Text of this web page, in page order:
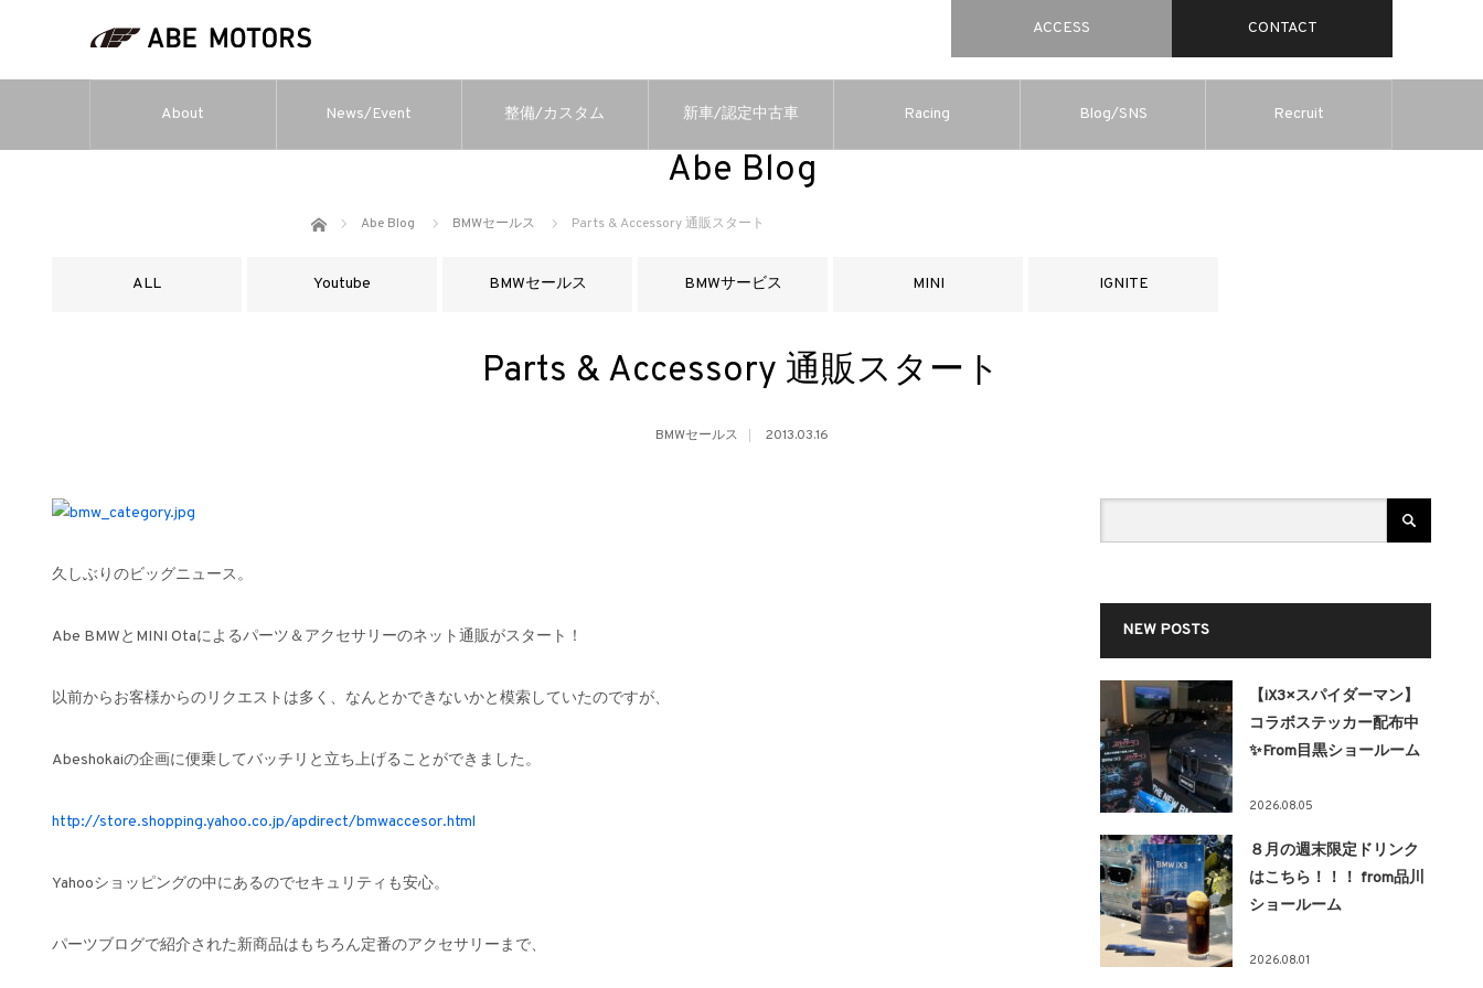
ACCESS CONTACT
About News/Event 整備/カスタム 新車/認定中古車 Racing Blog/SNS Recruit
Abe Blog
ホーム Abe Blog BMWセールス Parts & Accessory 通販スタート
ALL Youtube BMWセールス BMWサービス MINI IGNITE
Parts & Accessory 通販スタート
BMWセールス 2013.03.16
久しぶりのビッグニュース。
Abe BMWとMINI Otaによるパーツ＆アクセサリーのネット通販がスタート！
以前からお客様からのリクエストは多く、なんとかできないかと模索していたのですが、
Abeshokaiの企画に便乗してバッチリと立ち上げることができました。
http://store.shopping.yahoo.co.jp/apdirect/bmwaccesor.html
Yahooショッピングの中にあるのでセキュリティも安心。
パーツブログで紹介された新商品はもちろん定番のアクセサリーまで、
NEW POSTS
【iX3×スパイダーマン】
コラボステッカー配布中
✨From目黒ショールーム
2026.08.05
８月の週末限定ドリンク
はこちら！！！ from品川
ショールーム
2026.08.01